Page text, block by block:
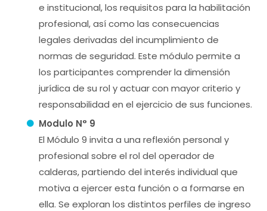
e institucional, los requisitos para la habilitación
profesional, así como las consecuencias
legales derivadas del incumplimiento de
normas de seguridad. Este módulo permite a
los participantes comprender la dimensión
jurídica de su rol y actuar con mayor criterio y
responsabilidad en el ejercicio de sus funciones.
Modulo N° 9
El Módulo 9 invita a una reflexión personal y
profesional sobre el rol del operador de
calderas, partiendo del interés individual que
motiva a ejercer esta función o a formarse en
ella. Se exploran los distintos perfiles de ingreso